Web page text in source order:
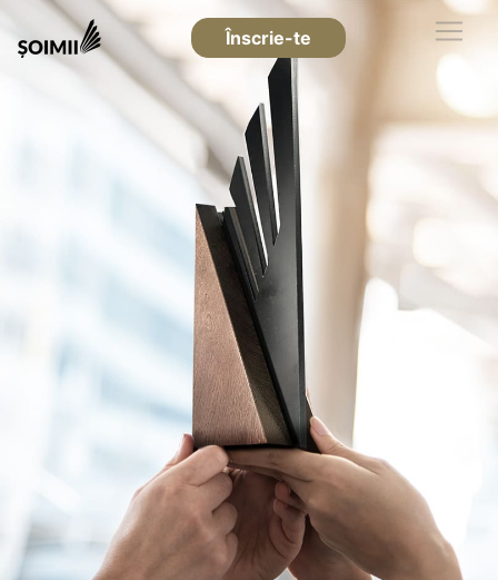
Înscrie-te